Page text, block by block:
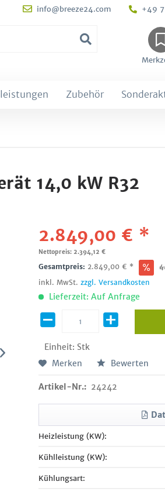
info@breeze24.com +49
Zubehör
14,0 kW R32
2.849,00 € *
Nettopreis: 2.394,12 €
Gesamtpreis: 2.849,00 € *
inkl. MwSt.zzgl. Versandkosten
Lieferzeit: Auf Anfrage
Einheit: Stk
Merken Bewerten
Artikel-Nr.: 24242
Heizleistung (KW):
Kühlleistung (KW):
Kühlungsart: